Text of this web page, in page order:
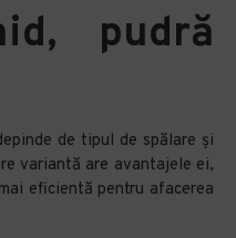
pudră
de tipul de spălare și
variantă are avantajele ei,
eficientă pentru afacerea